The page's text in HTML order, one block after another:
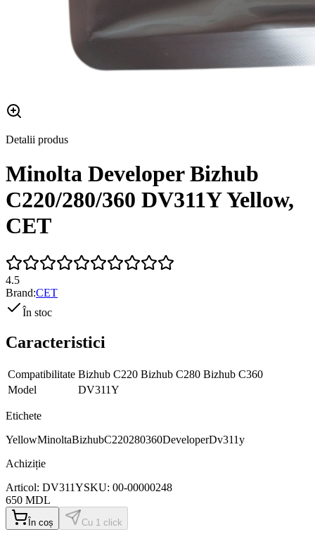
Detalii produs
Minolta Developer Bizhub
C220/280/360 DV311Y Yellow,
CET
4.5
Brand:CET
În stoc
Caracteristici
Compatibilitate Bizhub C220 Bizhub C280 Bizhub C360
Model
DV311Y
Etichete
YellowMinoltaBizhubC220280360DeveloperDv311y
Achiziție
Articol: DV311YSKU: 00-00000248
650 MDL
În coș Cu 1 click